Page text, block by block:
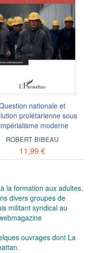
nationale et
prolétarienne sous
moderne
ROBERT BIBEAU
11,99 €
la formation aux adultes,
divers groupes de
militant syndical au
ouvrages dont La